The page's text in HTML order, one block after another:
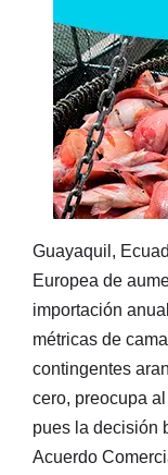
Guayaquil,
Europea de
importación
métricas de
contingentes
cero, preocupa
pues la decisión
Acuerdo